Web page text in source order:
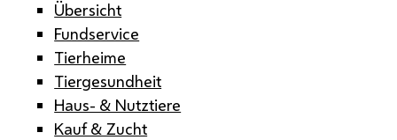
Übersicht
Fundservice
Tierheime
Tiergesundheit
Haus- & Nutztiere
Kauf & Zucht